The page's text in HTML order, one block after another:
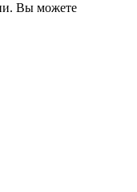
Вы можете